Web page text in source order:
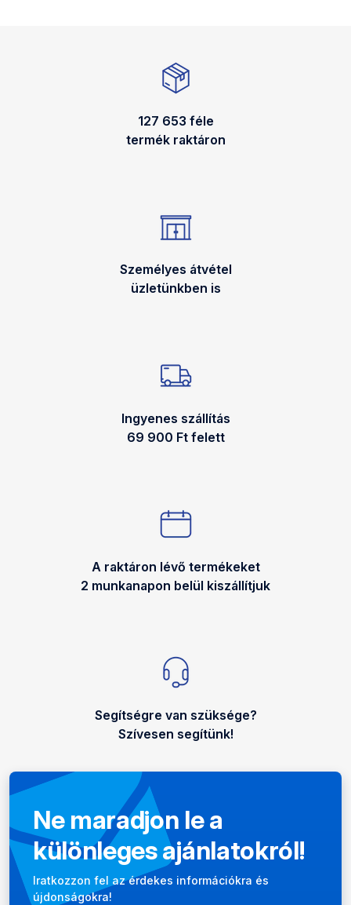
127 653 féle
termék raktáron
Személyes átvétel
üzletünkben is
Ingyenes szállítás
69 900 Ft felett
A raktáron lévő termékeket
2 munkanapon belül kiszállítjuk
Segítségre van szüksége?
Szívesen segítünk!
Hírlevél
Ne maradjon le a
különleges ajánlatokról!
Iratkozzon fel az érdekes információkra és
újdonságokra!